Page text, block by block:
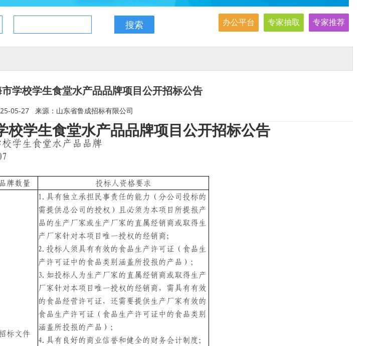
学校学生食堂水产品品牌项目公开招标公告
05-27 来源：山东省鲁成招标有限公司
校学生食堂水产品品牌项目公开招标公告
学生食堂水产品品牌
牌数量 投标人资格要求
标文件
1. 具有独立承担民事责任的能力（分公司投标的
需提供总公司的授权）且 必须为本项目所提报产
品的生产厂家或生产厂家的直属经销商或取得生
产 厂家针对本项目唯一授权的经销商；
2. 投标人须具有有效的食品生产许可证（食品生
产许可证中的食品类别涵盖所投报的产品）；
3. 如投标人为 生产厂家的直属经销商或取得生产
厂家针对本项目唯一授权的经销商 ，需具有有效
的食品经营许可证，还需要提供生产 厂家有效的
食品生产许可证（食品生产许可证中的食品类别
涵盖所投报的产品）；
4. 具有良好的商业信誉和健全的财务会计制度；